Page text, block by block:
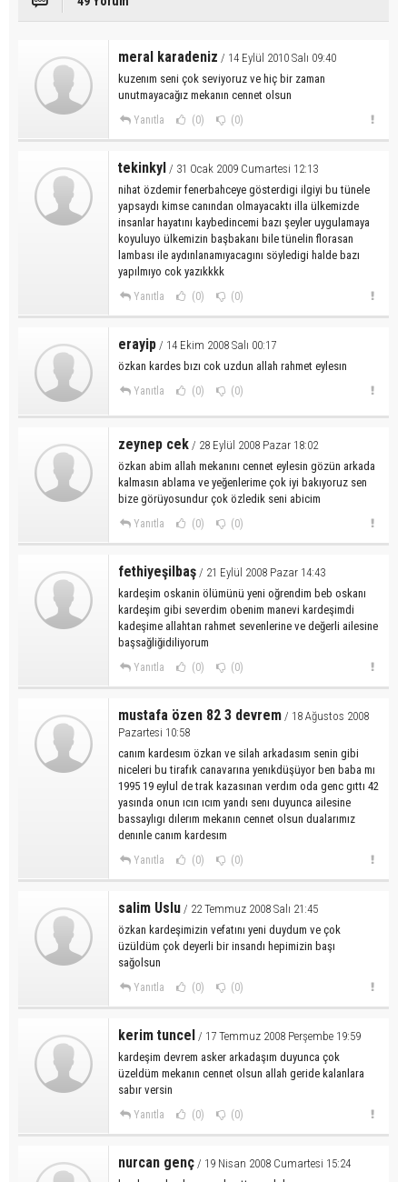
meral karadeniz / 14 Eylül 2010 Salı 09:40
kuzenım seni çok seviyoruz ve hiç bir zaman
unutmayacağız mekanın cennet olsun
Yanıtla (0) (0)
tekinkyl / 31 Ocak 2009 Cumartesi 12:13
nihat özdemir fenerbahceye gösterdigi ilgiyi bu tünele
yapsaydı kimse canından olmayacaktı illa ülkemizde
insanlar hayatını kaybedincemi bazı şeyler uygulamaya
koyuluyo ülkemizin başbakanı bile tünelin florasan
lambası ile aydınlanamıyacagını söyledigi halde bazı
yapılmıyo cok yazıkkkk
Yanıtla (0) (0)
erayip / 14 Ekim 2008 Salı 00:17
özkan kardes bızı cok uzdun allah rahmet eylesın
Yanıtla (0) (0)
zeynep cek / 28 Eylül 2008 Pazar 18:02
özkan abim allah mekanını cennet eylesin gözün arkada
kalmasın ablama ve yeğenlerime çok iyi bakıyoruz sen
bize görüyosundur çok özledik seni abicim
Yanıtla (0) (0)
fethiyeşilbaş / 21 Eylül 2008 Pazar 14:43
kardeşim oskanin ölümünü yeni oğrendim beb oskanı
kardeşim gibi severdim obenim manevi kardeşimdi
kadeşime allahtan rahmet sevenlerine ve değerli ailesine
başsağliğidiliyorum
Yanıtla (0) (0)
mustafa özen 82 3 devrem / 18 Ağustos 2008
Pazartesi 10:58
canım kardesım özkan ve silah arkadasım senin gibi
niceleri bu tirafık canavarına yenıkdüşüyor ben baba mı
1995 19 eylul de trak kazasınan verdım oda genc gıttı 42
yasında onun ıcın ıcım yandı senı duyunca ailesine
bassaylıgı dılerım mekanın cennet olsun dualarımız
denınle canım kardesım
Yanıtla (0) (0)
salim Uslu / 22 Temmuz 2008 Salı 21:45
özkan kardeşimizin vefatını yeni duydum ve çok
üzüldüm çok deyerli bir insandı hepimizin başı
sağolsun
Yanıtla (0) (0)
kerim tuncel / 17 Temmuz 2008 Perşembe 19:59
kardeşim devrem asker arkadaşım duyunca çok
üzeldüm mekanın cennet olsun allah geride kalanlara
sabır versin
Yanıtla (0) (0)
nurcan genç / 19 Nisan 2008 Cumartesi 15:24